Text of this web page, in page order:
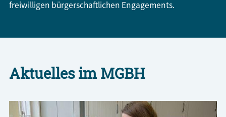
freiwilligen bürgerschaftlichen Engagements.
Aktuelles im MGBH